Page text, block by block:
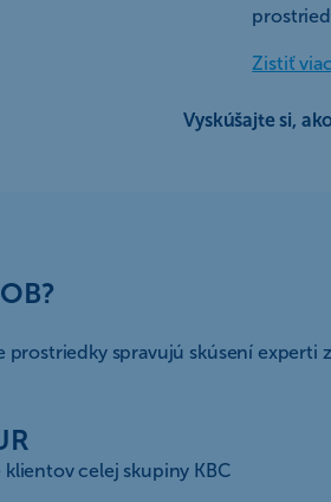
Zistiť
Vyskúšajte si,
prostriedky spravujú skúsení
celej skupiny KBC